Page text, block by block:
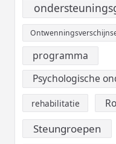
programma
Psychologische
rehabilitatie
Steungroepen